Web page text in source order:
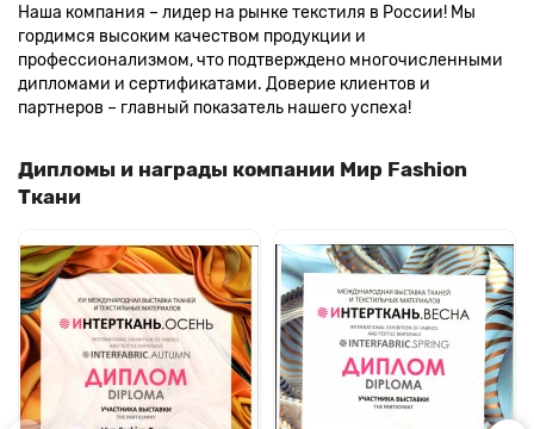
Наша компания – лидер на рынке текстиля в России! Мы
гордимся высоким качеством продукции и
профессионализмом, что подтверждено многочисленными
дипломами и сертификатами. Доверие клиентов и
партнеров – главный показатель нашего успеха!
Дипломы и награды компании Мир Fashion
Ткани